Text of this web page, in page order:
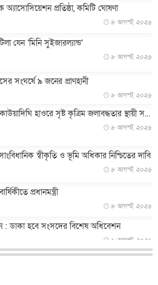
প্রতিষ্ঠা, কমিটি ঘোষণা
৮ আগস্ট, ২০২৬
যেন ‘মিনি সুইজারল্যান্ড’
৮ আগস্ট, ২০২৬
সংঘর্ষে ৯ জনের প্রাণহানী
৮ আগস্ট, ২০২৬
হাওরে সৃষ্ট কৃত্রিম জলাবদ্ধতার স্থায়ী স...
৮ আগস্ট, ২০২৬
স্বীকৃতি ও ভূমি অধিকার নিশ্চিতের দাবি
৮ আগস্ট, ২০২৬
প্রধানমন্ত্রী
৮ আগস্ট, ২০২৬
: ডাকা হবে সংসদের বিশেষ অধিবেশন
৮ আগস্ট, ২০২৬
সাক্ষাতে খুদে শিল্পী অনুশ্রী রায়ের স্বপ...